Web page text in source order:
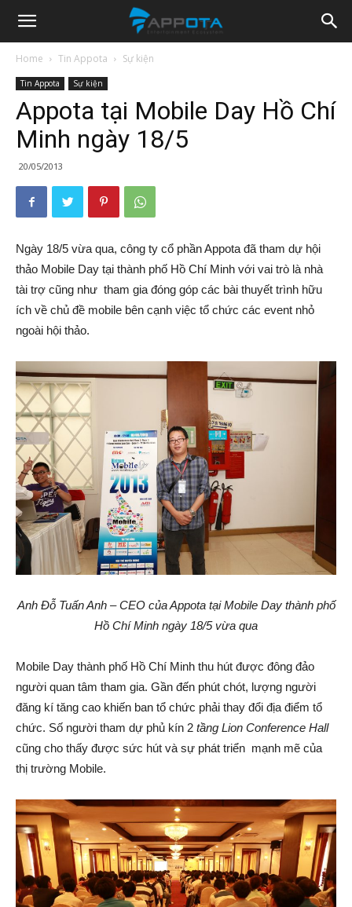
Appota
News
Home Tin Appota Sự kiện
Tin Appota Sự kiện
Appota tại Mobile Day Hồ Chí
Minh ngày 18/5
20/05/2013
Ngày 18/5 vừa qua, công ty cổ phần Appota đã tham dự hội
thảo Mobile Day tại thành phố Hồ Chí Minh với vai trò là nhà
tài trợ cũng như tham gia đóng góp các bài thuyết trình hữu
ích về chủ đề mobile bên cạnh việc tổ chức các event nhỏ
ngoài hội thảo.
Anh Đỗ Tuấn Anh – CEO của Appota tại Mobile Day thành phố
Hồ Chí Minh ngày 18/5 vừa qua
Mobile Day thành phố Hồ Chí Minh thu hút được đông đảo
người quan tâm tham gia. Gần đến phút chót, lượng người
đăng kí tăng cao khiến ban tổ chức phải thay đổi địa điểm tổ
chức. Số người tham dự phủ kín 2 tầng Lion Conference Hall
cũng cho thấy được sức hút và sự phát triển mạnh mẽ của
thị trường Mobile.